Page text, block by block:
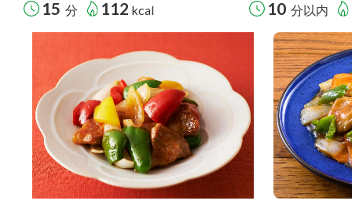
15 分 112 kcal 10 分以内